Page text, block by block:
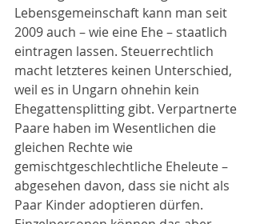
Lebensgemeinschaft kann man seit
2009 auch – wie eine Ehe – staatlich
eintragen lassen. Steuerrechtlich
macht letzteres keinen Unterschied,
weil es in Ungarn ohnehin kein
Ehegattensplitting gibt. Verpartnerte
Paare haben im Wesentlichen die
gleichen Rechte wie
gemischtgeschlechtliche Eheleute –
abgesehen davon, dass sie nicht als
Paar Kinder adoptieren dürfen.